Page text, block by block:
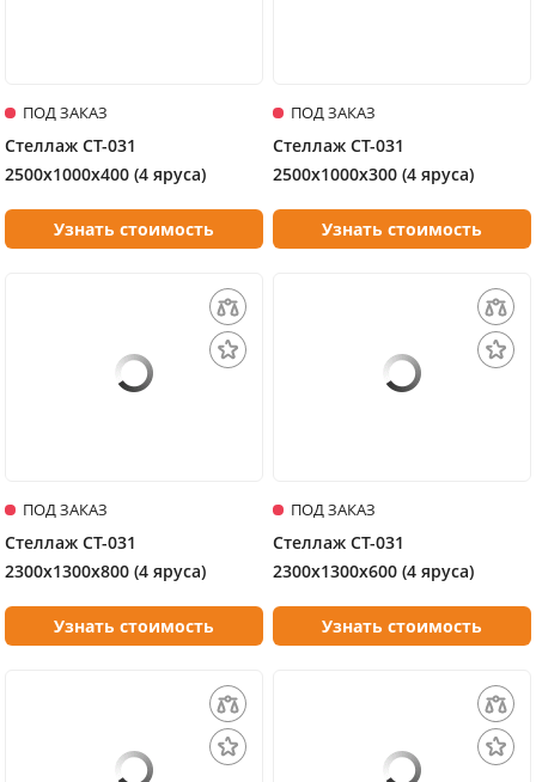
ПОД ЗАКАЗ
Стеллаж СТ-031
2500х1000х400 (4 яруса)
Узнать стоимость
ПОД ЗАКАЗ
Стеллаж СТ-031
2500х1000х300 (4 яруса)
Узнать стоимость
ПОД ЗАКАЗ
Стеллаж СТ-031
2300х1300х800 (4 яруса)
Узнать стоимость
ПОД ЗАКАЗ
Стеллаж СТ-031
2300х1300х600 (4 яруса)
Узнать стоимость